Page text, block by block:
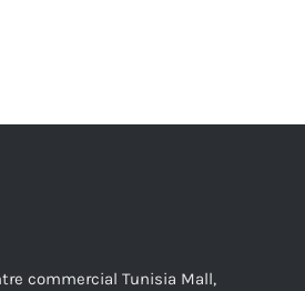
commercial Tunisia Mall,